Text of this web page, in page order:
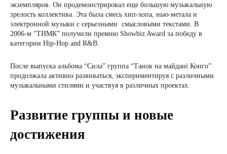
экземпляров. Он продемонстрировал еще большую музыкальную
зрелость коллектива. Эта была смесь хип-хопа, нью-метала и
электронной музыки с серьезными смысловыми текстами. В
2006-м “ТНМК” получили премию Showbiz Award за победу в
категории Hip-Hop and R&B.
После выпуска альбома “Сила” группа “Танок на майдані Конго”
продолжала активно развиваться, экспериментируя с различными
музыкальными стилями и участвуя в различных проектах.
Развитие группы и новые
достижения